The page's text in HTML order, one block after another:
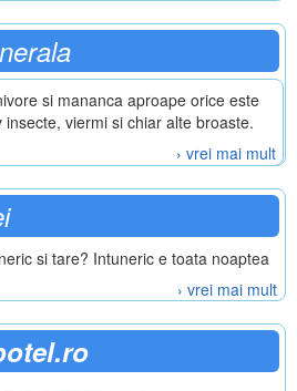
si mananca aproape orice este
viermi si chiar alte broaste.
› vrei mai mult
si tare? Intuneric e toata noaptea
› vrei mai mult